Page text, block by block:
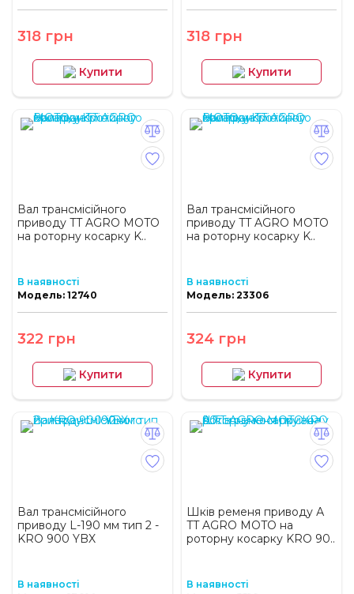
318 грн
Купити
318 грн
Купити
Вал трансмісійного
приводу TT AGRO MOTO
на роторну косарку K..
В наявності
Модель: 12740
322 грн
Купити
Вал трансмісійного
приводу TT AGRO MOTO
на роторну косарку K..
В наявності
Модель: 23306
324 грн
Купити
Вал трансмісійного
приводу L-190 мм тип 2 -
KRO 900 YBX
В наявності
Шків ременя приводу А
TT AGRO MOTO на
роторну косарку KRO 90..
В наявності